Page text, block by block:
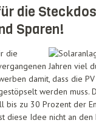
die
Sparen!
die
Jahren viel
damit, dass die
werden muss.
bis zu 30 Prozent der
diese Idee nicht an den